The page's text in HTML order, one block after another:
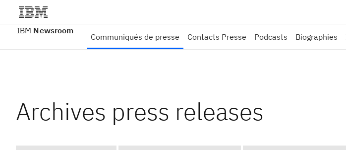
IBM Newsroom
Communiqués de presse Contacts Presse Podcasts Biographies
Archives press releases